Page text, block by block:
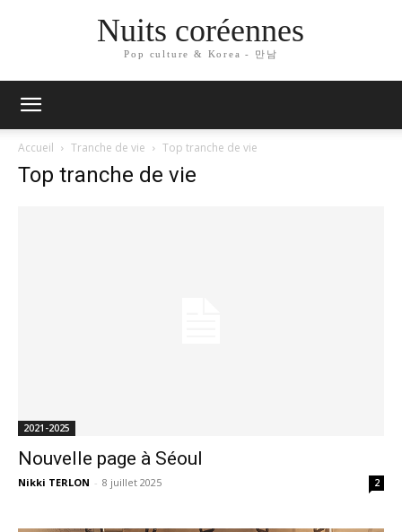
Nuits coréennes
Pop culture & Korea - 만남
Accueil Tranche de vie Top tranche de vie
Top tranche de vie
2021-2025
Nouvelle page à Séoul
Nikki TERLON - 8 juillet 2025 2